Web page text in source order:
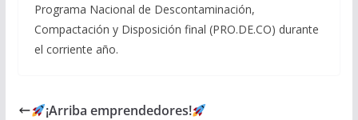
Programa Nacional de Descontaminación,
Compactación y Disposición final (PRO.DE.CO) durante
el corriente año.
¡Arriba emprendedores!